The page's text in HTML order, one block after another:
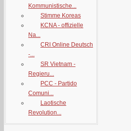
Kommunistische...
Stimme Koreas
KCNA - offizielle
Na...
CRI Online Deutsch
-...
SR Vietnam -
Regieru...
PCC - Partido
Comuni...
Laotische
Revolution...